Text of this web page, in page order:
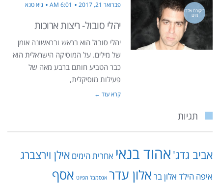
ביקורת אלבו
מים
פברואר 21, 2017 6:01 AM גיא טנא
יהלי סובול- ריצות ארוכות
יהלי סובול הוא בראש ובראשונה אומן
של מילים. על המוסיקה הישראלית הוא
כבר הטביע חותם ברבע מאה של
פעילות מוסיקלית,
קרא עוד ←
תגיות
אביב גדג' אהוד בנאי אחרית הימים אילן וירצברג
איפה הילד אלון בר אלון עדר אנסמבל הפיוט אסף